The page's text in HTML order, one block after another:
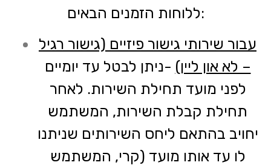
ללוחות הזמנים הבאים:
עבור שירותי גישור פיזיים (גישור רגיל
– לא און ליין) -ניתן לבטל עד יומיים
לפני מועד תחילת השירות. לאחר
תחילת קבלת השירות, המשתמש
יחויב בהתאם ליחס השירותים שניתנו
לו עד אותו מועד (קרי, המשתמש